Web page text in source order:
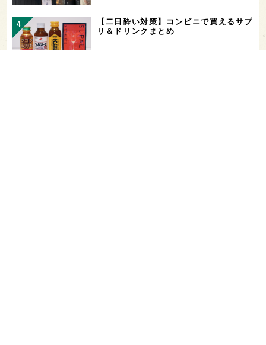
【二日酔い対策】コンビニで買えるサプ
リ＆ドリンクまとめ